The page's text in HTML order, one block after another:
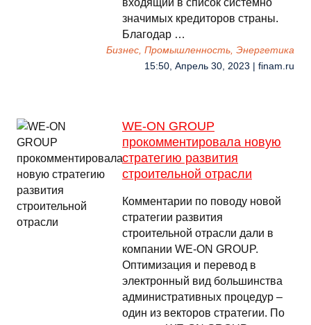
входящий в список системно
значимых кредиторов страны.
Благодар …
Бизнес, Промышленность, Энергетика
15:50, Апрель 30, 2023 | finam.ru
WE-ON GROUP
прокомментировала новую
стратегию развития
строительной отрасли
Комментарии по поводу новой
стратегии развития
строительной отрасли дали в
компании WE-ON GROUP.
Оптимизация и перевод в
электронный вид большинства
административных процедур –
один из векторов стратегии. По